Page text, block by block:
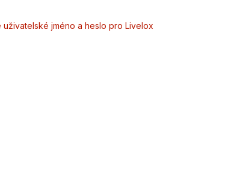
uživatelské jméno a heslo pro Livelox